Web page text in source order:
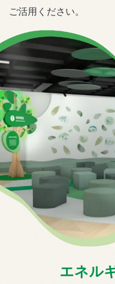
ご活用ください。
エネル